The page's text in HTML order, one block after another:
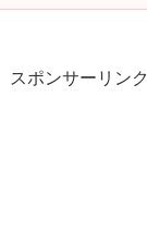
スポンサーリンク